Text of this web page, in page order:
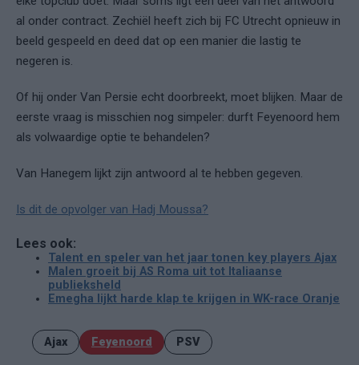
al onder contract. Zechiël heeft zich bij FC Utrecht opnieuw in
beeld gespeeld en deed dat op een manier die lastig te
negeren is.
Of hij onder Van Persie echt doorbreekt, moet blijken. Maar de
eerste vraag is misschien nog simpeler: durft Feyenoord hem
als volwaardige optie te behandelen?
Van Hanegem lijkt zijn antwoord al te hebben gegeven.
Is dit de opvolger van Hadj Moussa?
Lees ook:
Talent en speler van het jaar tonen key players Ajax
Malen groeit bij AS Roma uit tot Italiaanse
publieksheld
Emegha lijkt harde klap te krijgen in WK-race Oranje
Ajax Feyenoord PSV